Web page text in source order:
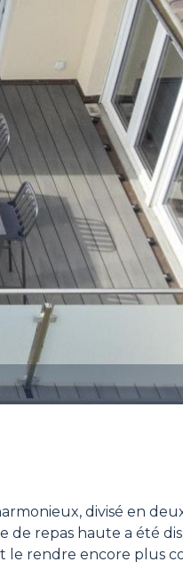
divisé en
de repas haute a été
le rendre encore plus